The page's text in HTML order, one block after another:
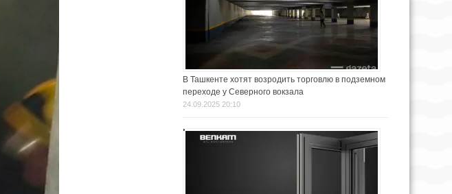
В Ташкенте хотят возродить торговлю в подземном
переходе у Северного вокзала
24.09.2025 20:10